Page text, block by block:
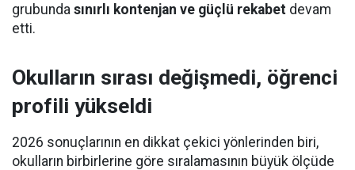
grubunda sınırlı kontenjan ve güçlü rekabet devam
etti.
Okulların sırası değişmedi, öğrenci
profili yükseldi
2026 sonuçlarının en dikkat çekici yönlerinden biri,
okulların birbirlerine göre sıralamasının büyük ölçüde